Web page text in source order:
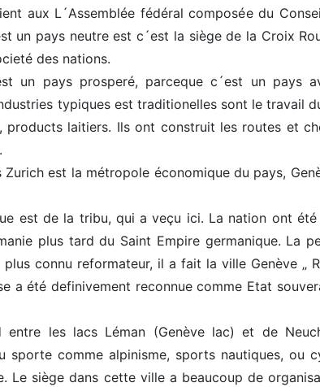
aux L´Assemblée fédéral composée du
un pays neutre est c´est la siège de la Croix
des nations.
un pays prosperé, parceque c´est un pays
typiques est traditionelles sont le travail
products laitiers. Ils ont construit les routes et
Zurich est la métropole économique du pays,
est de la tribu, qui a veçu ici. La nation ont
plus tard du Saint Empire germanique. La
connu reformateur, il a fait la ville Genève „
a été definivement reconnue comme Etat
entre les lacs Léman (Genève lac) et de
sporte comme alpinisme, sports nautiques, ou
Le siège dans cette ville a beaucoup de